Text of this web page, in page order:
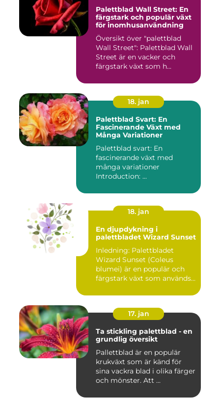
Palettblad Wall Street: En
färgstark och populär växt
för inomhusanvändning
Översikt över "palettblad
Wall Street": Palettblad Wall
Street är en vacker och
färgstark växt som h...
18. jan
Palettblad Svart: En
Fascinerande Växt med
Många Variationer
Palettblad svart: En
fascinerande växt med
många variationer
Introduction: ...
18. jan
En djupdykning i
palettbladet Wizard Sunset
Inledning: Palettbladet
Wizard Sunset (Coleus
blumei) är en populär och
färgstark växt som används
17. jan
Ta stickling palettblad - en
grundlig översikt
Pallettblad är en populär
krukväxt som är känd för
sina vackra blad i olika färger
och mönster. Att ...